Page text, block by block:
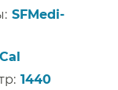
SFMedi-
1440